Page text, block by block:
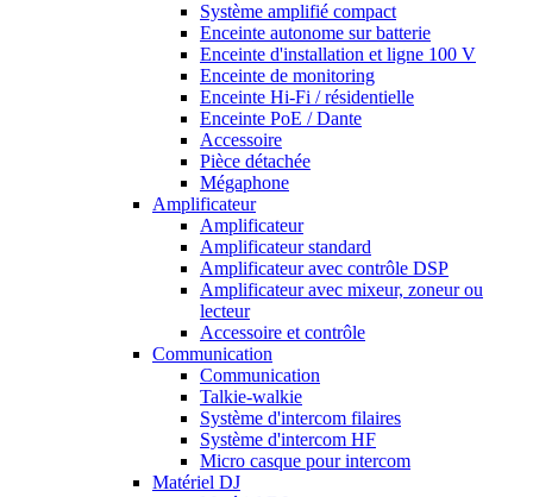
Système amplifié compact
Enceinte autonome sur batterie
Enceinte d'installation et ligne 100 V
Enceinte de monitoring
Enceinte Hi-Fi / résidentielle
Enceinte PoE / Dante
Accessoire
Pièce détachée
Mégaphone
Amplificateur
Amplificateur
Amplificateur standard
Amplificateur avec contrôle DSP
Amplificateur avec mixeur, zoneur ou
lecteur
Accessoire et contrôle
Communication
Communication
Talkie-walkie
Système d'intercom filaires
Système d'intercom HF
Micro casque pour intercom
Matériel DJ